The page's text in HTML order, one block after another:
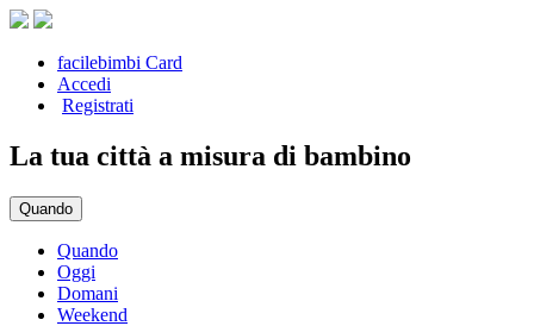
facilebimbi Card
Accedi
Registrati
La tua città a misura di bambino
Quando
Quando
Oggi
Domani
Weekend